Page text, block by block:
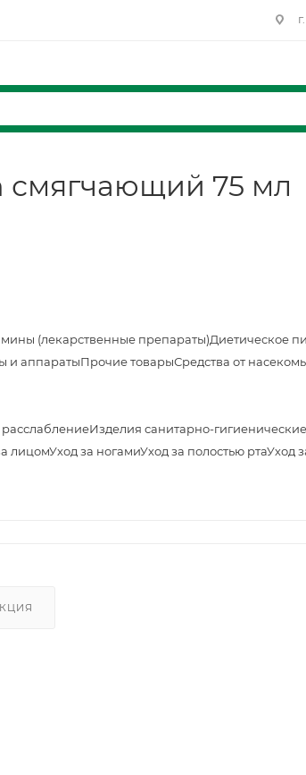
смягчающий 75 мл
(лекарственные препараты)Диетическое
и аппаратыПрочие товарыСредства от
Изделия санитарно-
лицомУход за ногамиУход за полостью ртаУход